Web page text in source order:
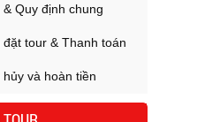
Quy định chung
tour & Thanh toán
và hoàn tiền